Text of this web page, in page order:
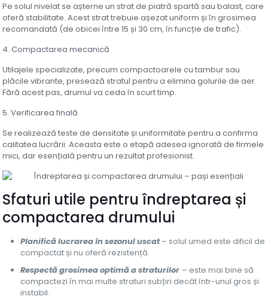
Pe solul nivelat se așterne un strat de piatră spartă sau balast, care
oferă stabilitate. Acest strat trebuie așezat uniform și în grosimea
recomandată (de obicei între 15 și 30 cm, în funcție de trafic).
4. Compactarea mecanică
Utilajele specializate, precum compactoarele cu tambur sau
plăcile vibrante, presează stratul pentru a elimina golurile de aer.
Fără acest pas, drumul va ceda în scurt timp.
5. Verificarea finală
Se realizează teste de densitate și uniformitate pentru a confirma
calitatea lucrării. Aceasta este o etapă adesea ignorată de firmele
mici, dar esențială pentru un rezultat profesionist.
Sfaturi utile pentru îndreptarea și
compactarea drumului
Planifică lucrarea în sezonul uscat– solul umed este dificil de
compactat și nu oferă rezistență.
Respectă grosimea optimă a straturilor – este mai bine să
compactezi în mai multe straturi subțiri decât într-unul gros și
instabil.